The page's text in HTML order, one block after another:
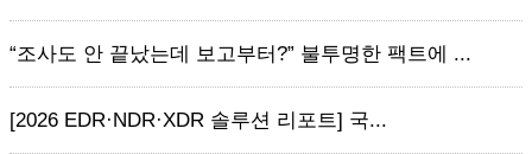
“조사도 안 끝났는데 보고부터?” 불투명한 팩트에 ...
[2026 EDR·NDR·XDR 솔루션 리포트] 국...